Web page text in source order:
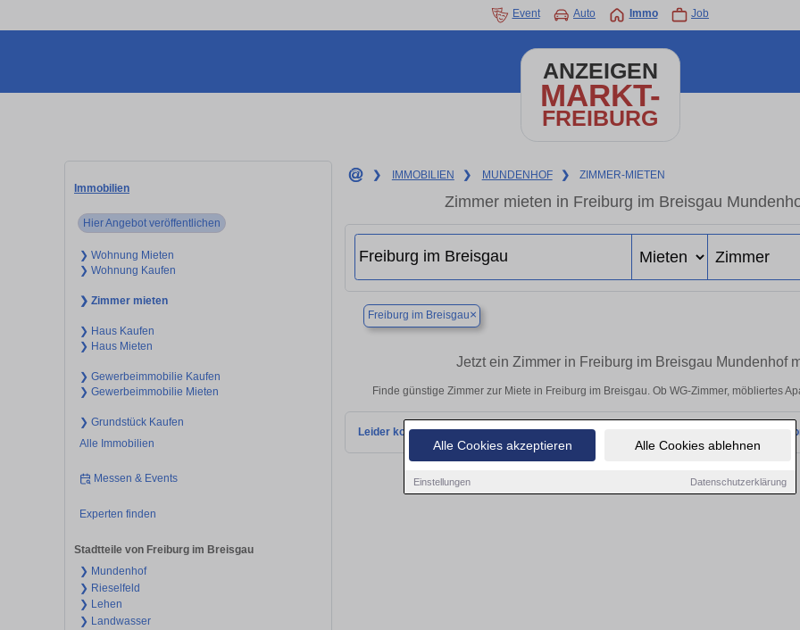
Alle Cookies akzeptieren Alle Cookies ablehnen
Einstellungen Datenschutzerklärung
Event Auto Immo Job
ANZEIGEN
MARKT-
FREIBURG
Immobilien
Hier Angebot veröffentlichen
❯ Wohnung Mieten
❯ Wohnung Kaufen
❯ Zimmer mieten
❯ Haus Kaufen
❯ Haus Mieten
❯ Gewerbeimmobilie Kaufen
❯ Gewerbeimmobilie Mieten
❯ Grundstück Kaufen
Alle Immobilien
Messen & Events
Experten finden
Stadtteile von Freiburg im Breisgau
❯ Mundenhof
❯ Rieselfeld
❯ Lehen
❯ Landwasser
❯ IMMOBILIEN ❯ MUNDENHOF ❯ ZIMMER-MIETEN
Zimmer mieten in Freiburg im Breisgau
Freiburg im Breisgau×
Jetzt ein Zimmer in Freiburg im Breisgau Mundenhof
Finde günstige Zimmer zur Miete in Freiburg im Breisgau. Ob WG-Zimmer, möbliertes
Leider konnten wir derzeit keine passenden Objekte finden. Schauen Sie bald wieder